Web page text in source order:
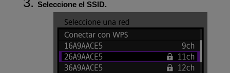
Seleccione el SSID.